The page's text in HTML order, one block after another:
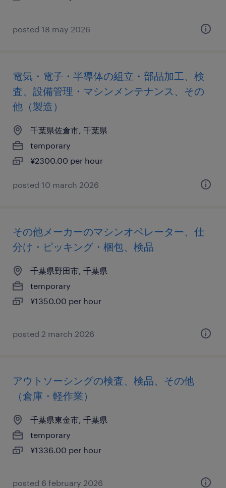
posted 18 may 2026
電気・電子・半導体の組立・部品加工、検
査、設備管理・マシンメンテナンス、その
他（製造）
千葉県佐倉市, 千葉県
temporary
¥2300.00 per hour
posted 10 march 2026
その他メーカーのマシンオペレーター、仕
分け・ピッキング・梱包、検品
千葉県野田市, 千葉県
temporary
¥1350.00 per hour
posted 2 march 2026
アウトソーシングの検査、検品、その他
（倉庫・軽作業）
千葉県東金市, 千葉県
temporary
¥1336.00 per hour
posted 6 february 2026